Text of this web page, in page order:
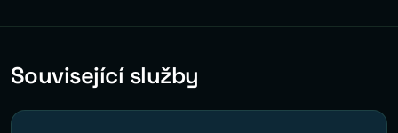
Související služby